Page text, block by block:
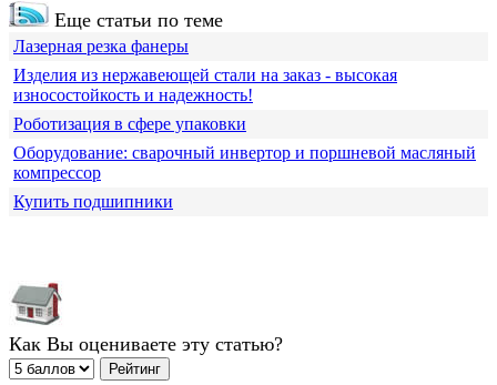
Еще статьи по теме
Лазерная резка фанеры
Изделия из нержавеющей стали на заказ - высокая
износостойкость и надежность!
Роботизация в сфере упаковки
Оборудование: сварочный инвертор и поршневой масляный
компрессор
Купить подшипники
Как Вы оцениваете эту статью?